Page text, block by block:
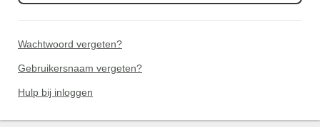
Wachtwoord vergeten?
Gebruikersnaam vergeten?
Hulp bij inloggen